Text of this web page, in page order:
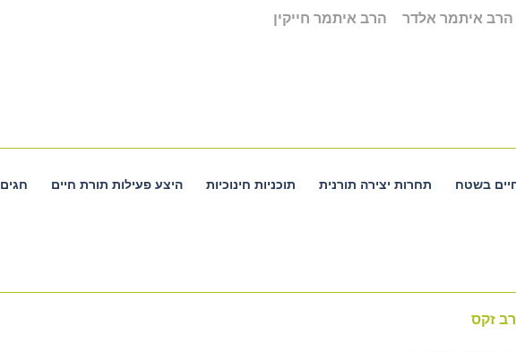
הרב איתמר אלדר הרב איתמר חייקין
בשטח תחרות יצירה תורנית תוכניות חינוכיות היצע פעילות תורת חיים חגים
מבית הרב זקס
זקס